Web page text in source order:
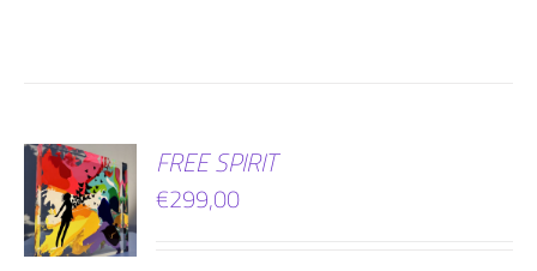
FREE SPIRIT
€299,00